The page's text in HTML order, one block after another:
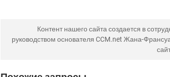
Контент нашего сайта создается в
руководством основателя CCM.net Жана-